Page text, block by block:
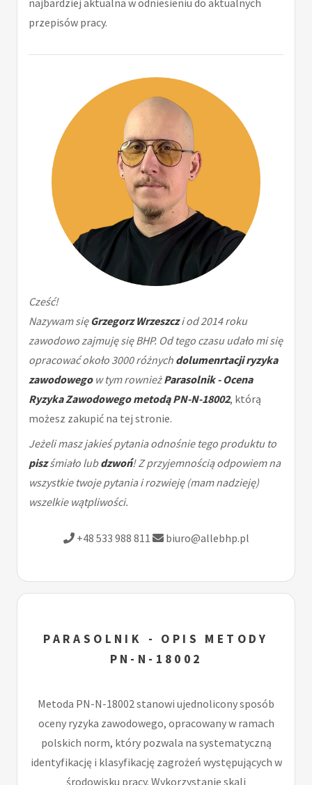
najbardziej aktualna w odniesieniu do aktualnych
przepisów pracy.
Cześć!
Nazywam sięGrzegorz Wrzeszczi od 2014 roku
zawodowo zajmuję się BHP. Od tego czasu udało mi się
opracować około 3000 różnych dolumenrtacji ryzyka
zawodowegow tym rownieżParasolnik - Ocena
Ryzyka Zawodowego metodą PN-N-18002, którą
możesz zakupić na tej stronie.
Jeżeli masz jakieś pytania odnośnie tego produktu to
piszśmiało lubdzwoń! Z przyjemnością odpowiem na
wszystkie twoje pytania i rozwieję (mam nadzieję)
wszelkie wątpliwości.
+48 533 988 811 biuro@allebhp.pl
PARASOLNIK - OPIS METODY
PN-N-18002
Metoda PN-N-18002 stanowi ujednolicony sposób
oceny ryzyka zawodowego, opracowany w ramach
polskich norm, który pozwala na systematyczną
identyfikację i klasyfikację zagrożeń występujących w
środowisku pracy. Wykorzystanie skali